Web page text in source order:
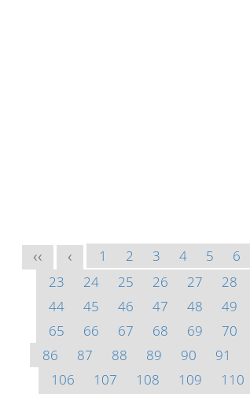
<< < 1 2 3 4 5 6
23
24 25 26 27 28
44
45 46 47 48 49
65
66 67 68 69 70
86
87 88 89 90 91
106
107 108 109 110